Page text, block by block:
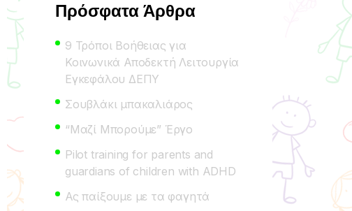
Πρόσφατα Άρθρα
9 Τρόποι Βοήθειας για
Κοινωνικά Αποδεκτή Λειτουργία
Εγκεφάλου ΔΕΠΥ
Σουβλάκι μπακαλιάρος
“Μαζί Μπορούμε” Έργο
Pilot training for parents and
guardians of children with ADHD
Ας παίξουμε με τα φαγητά